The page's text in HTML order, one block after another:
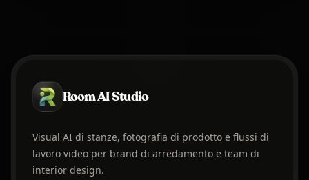
Room AI Studio
Visual AI di stanze, fotografia di prodotto e flussi di
lavoro video per brand di arredamento e team di
interior design.